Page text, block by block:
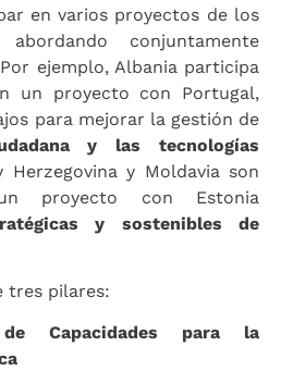
en varios proyectos de los
conjuntamente
ejemplo, Albania participa
un proyecto con Portugal,
para mejorar la gestión de
y las tecnologías
Herzegovina y Moldavia son
proyecto con Estonia
y sostenibles de
tres pilares:
Capacidades para la